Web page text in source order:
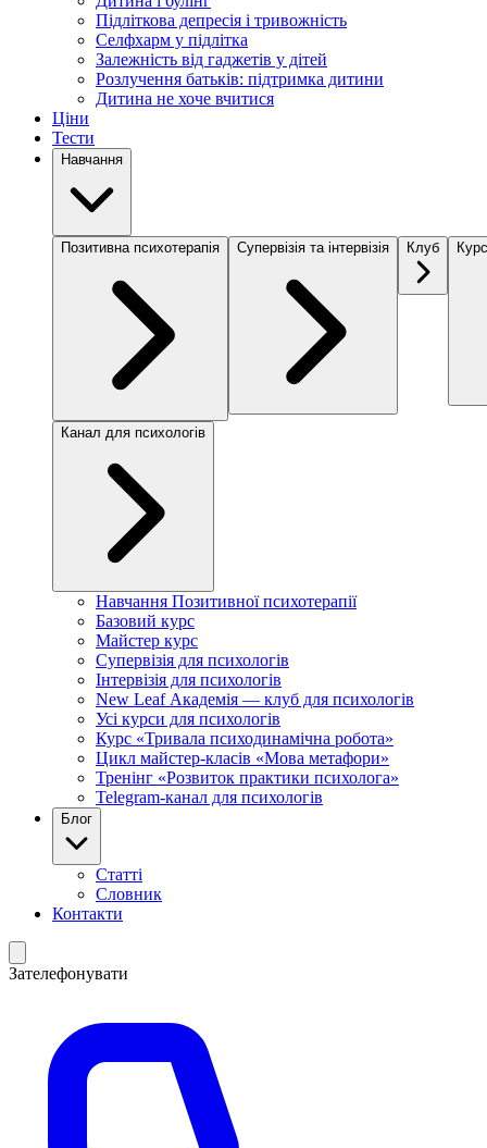
Підліткова депресія і тривожність
Селфхарм у підлітка
Залежність від гаджетів у дітей
Розлучення батьків: підтримка дитини
Дитина не хоче вчитися
Ціни
Тести
Навчання
Позитивна психотерапія Супервізія та інтервізія Клуб
Канал для психологів
Навчання Позитивної психотерапії
Базовий курс
Майстер курс
Супервізія для психологів
Інтервізія для психологів
New Leaf Академія — клуб для психологів
Усі курси для психологів
Курс «Тривала психодинамічна робота»
Цикл майстер-класів «Мова метафори»
Тренінг «Розвиток практики психолога»
Telegram-канал для психологів
Блог
Статті
Словник
Контакти
Зателефонувати